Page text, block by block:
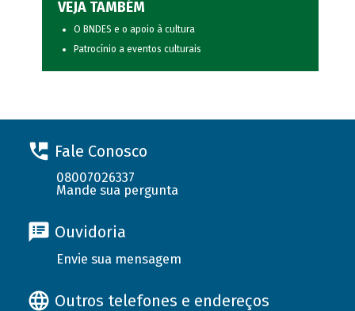
VEJA TAMBÉM
O BNDES e o apoio à cultura
Patrocínio a eventos culturais
Fale Conosco
08007026337
Mande sua pergunta
Ouvidoria
Envie sua mensagem
Outros telefones e endereços